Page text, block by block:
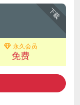
下载
永久会员
免费